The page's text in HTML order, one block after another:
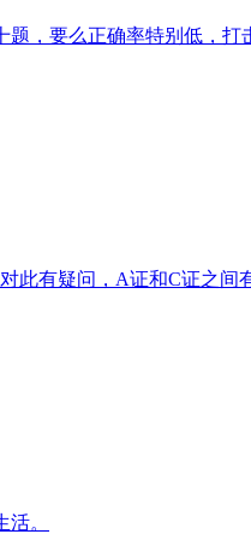
，要么正确率特别低，打
有疑问，A证和C证之间
。